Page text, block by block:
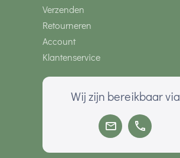
Verzenden
Retourneren
Account
Klantenservice
Wij zijn bereikbaar via